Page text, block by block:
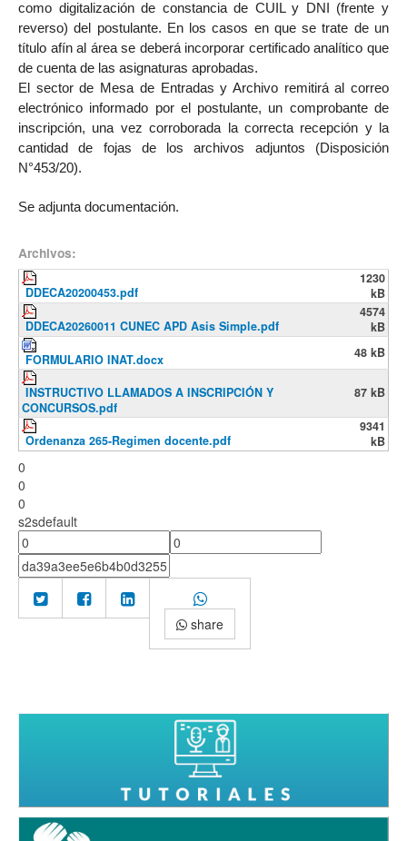
como digitalización de constancia de CUIL y DNI (frente y
reverso) del postulante. En los casos en que se trate de un
título afín al área se deberá incorporar certificado analítico que
de cuenta de las asignaturas aprobadas.
El sector de Mesa de Entradas y Archivo remitirá al correo
electrónico informado por el postulante, un comprobante de
inscripción, una vez corroborada la correcta recepción y la
cantidad de fojas de los archivos adjuntos (Disposición
N°453/20).
Se adjunta documentación.
Archivos:
DDECA20200453.pdf
1230
kB
DDECA20260011 CUNEC APD Asis Simple.pdf
4574
kB
FORMULARIO INAT.docx
48 kB
INSTRUCTIVO LLAMADOS A INSCRIPCIÓN Y
CONCURSOS.pdf
87 kB
Ordenanza 265-Regimen docente.pdf
9341
kB
0
0
0
s2sdefault
share